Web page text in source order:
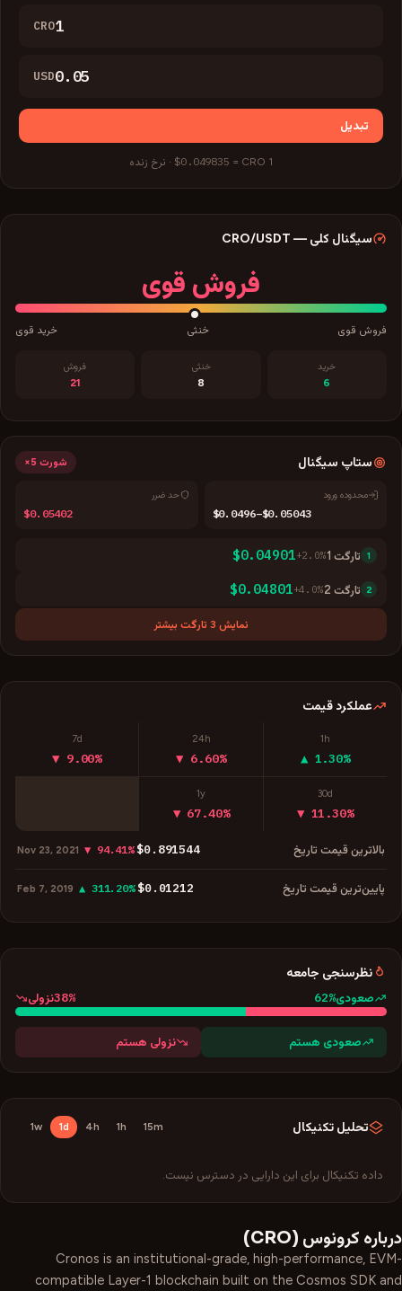
CRO
USD
تبدیل
1
CRO
=
$0.049835
· نرخ زنده
سیگنال کلی —
CRO/USDT
فروش قوی
فروش قوی خنثی خرید قوی
خرید
6
خنثی
8
فروش
21
ستاپ سیگنال شورت 5×
محدوده ورود
$0.0496–$0.05043
حد ضرر
$0.05402
1 تارگت 1
+2.0%
$0.04901
2 تارگت 2
+4.0%
$0.04801
نمایش 3 تارگت بیشتر
عملکرد قیمت
1h
▲ 1.30%
24h
▼ 6.60%
7d
▼ 9.00%
30d
▼ 11.30%
1y
▼ 67.40%
بالاترین قیمت تاریخ $0.891544
▼ 94.41%
Nov 23, 2021
پایین‌ترین قیمت تاریخ $0.01212
▲ 311.20%
Feb 7, 2019
نظرسنجی جامعه
صعودی 62%
38% نزولی
صعودی هستم نزولی هستم
تحلیل تکنیکال 15m
1h
4h
1d
1w
داده تکنیکال برای این دارایی در دسترس نیست.
درباره کرونوس (
CRO
)
Cronos is an institutional-grade, high-performance, EVM-
compatible Layer-1 blockchain built on the Cosmos SDK and